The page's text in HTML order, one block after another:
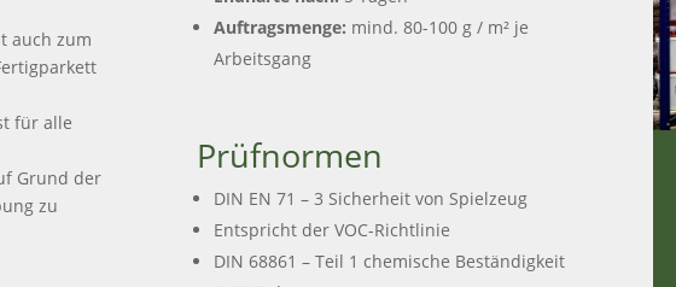
auch zum
für alle
Grund der
zu
Auftragsmenge: mind. 80-100 g / m² je
Arbeitsgang
Prüfnormen
DIN EN 71 – 3 Sicherheit von Spielzeug
Entspricht der VOC-Richtlinie
DIN 68861 – Teil 1 chemische Beständigkeit